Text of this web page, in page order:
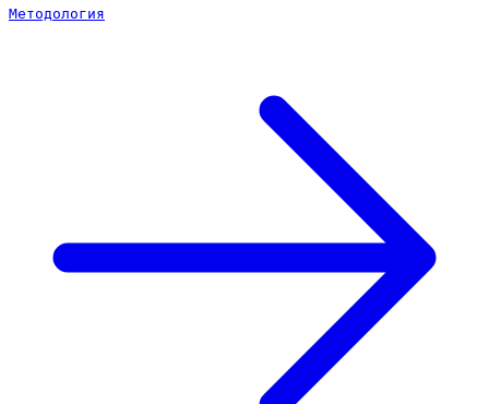
Методология